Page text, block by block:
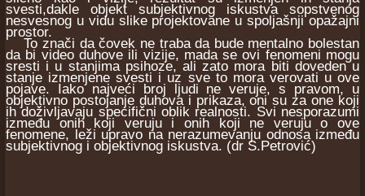
svesti,dakle objekt subjektivnog iskustva sopstvenog
nesvesnog u vidu slike projektovane u spoljašnji opažajni
prostor.
To znači da čovek ne traba da bude mentalno bolestan
da bi video duhove ili vizije, mada se ovi fenomeni mogu
sresti i u stanjima psihoze, ali zato mora biti doveden u
stanje izmenjene svesti i uz sve to mora verovati u ove
pojave. Iako najveći broj ljudi ne veruje, s pravom, u
objektivno postojanje duhova i prikaza, oni su za one koji
ih doživljavaju specifični oblik realnosti. Svi nesporazumi
između onih koji veruju i onih koji ne veruju o ove
fenomene, leži upravo na nerazumevanju odnosa između
subjektivnog i objektivnog iskustva. (dr S.Petrović)